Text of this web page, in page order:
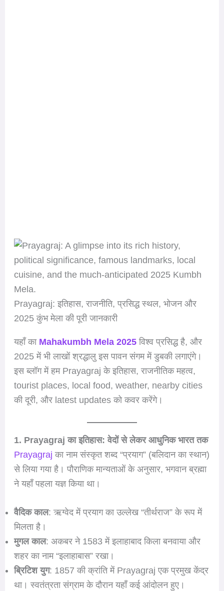
Prayagraj: इतिहास, राजनीति, प्रसिद्ध स्थल, भोजन और
2025 कुंभ मेला की पूरी जानकारी
यहाँ का Mahakumbh Mela 2025विश्व प्रसिद्ध है, और
2025 में भी लाखों श्रद्धालु इस पावन संगम में डुबकी लगाएंगे।
इस ब्लॉग में हम Prayagraj के इतिहास, राजनीतिक महत्व,
tourist places, local food, weather, nearby cities
की दूरी, और latest updates को कवर करेंगे।
1. Prayagraj का इतिहास: वेदों से लेकर आधुनिक भारत तक
Prayagraj का नाम संस्कृत शब्द “प्रयाग” (बलिदान का स्थान)
से लिया गया है। पौराणिक मान्यताओं के अनुसार, भगवान ब्रह्मा
ने यहाँ पहला यज्ञ किया था।
वैदिक काल: ऋग्वेद में प्रयाग का उल्लेख “तीर्थराज” के रूप में
मिलता है।
मुगल काल: अकबर ने 1583 में इलाहाबाद किला बनवाया और
शहर का नाम “इलाहाबास” रखा।
ब्रिटिश युग: 1857 की क्रांति में Prayagraj एक प्रमुख केंद्र
था। स्वतंत्रता संग्राम के दौरान यहाँ कई आंदोलन हुए।